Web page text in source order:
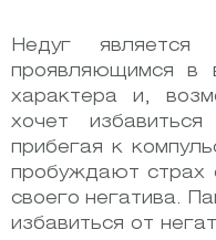
Недуг является
проявляющимся в
характера и,
хочет
прибегая к
пробуждают страх
своего негатива.
избавиться от